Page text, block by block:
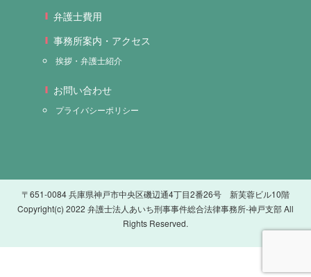
弁護士費用
事務所案内・アクセス
挨拶・弁護士紹介
お問い合わせ
プライバシーポリシー
〒651-0084 兵庫県神戸市中央区磯辺通4丁目2番26号 新芙蓉ビル10階
Copyright(c) 2022 弁護士法人あいち刑事事件総合法律事務所-神戸支部 All
Rights Reserved.